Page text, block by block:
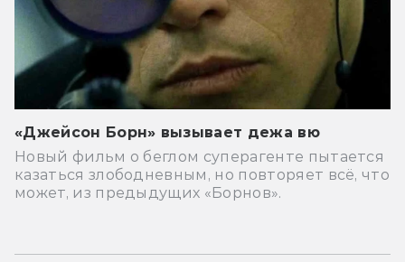
«Джейсон Борн» вызывает дежа вю
Новый фильм о беглом суперагенте пытается
казаться злободневным, но повторяет всё, что
может, из предыдущих «Борнов».